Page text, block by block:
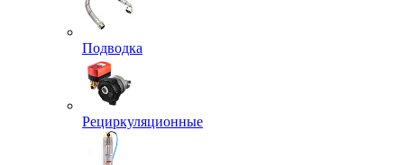
Подводка
Рециркуляционные